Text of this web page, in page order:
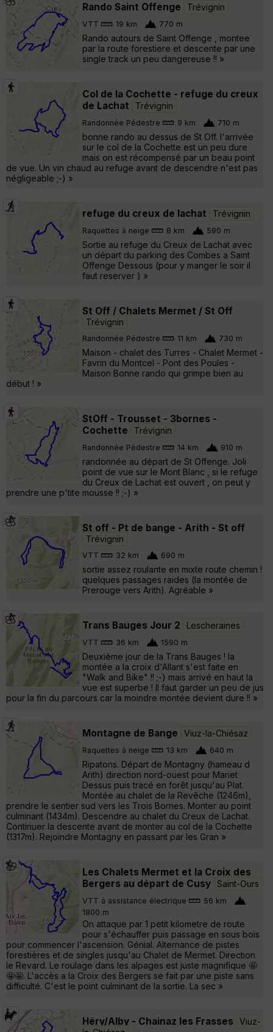
Rando Saint Offenge Trévignin
VTT 19 km 770 m
Rando autours de Saint Offenge , montee
par la route forestiere et descente par une
single track un peu dangereuse !! »
Col de la Cochette - refuge du creux
de Lachat
Trévignin
Randonnée Pédestre 9 km 710 m
bonne rando au dessus de St Off. l'arrivée
sur le col de la Cochette est un peu dure
mais on est récompensé par un beau point
de vue. Un vin chaud au refuge avant de descendre n'est pas
négligeable ;-) »
refuge du creux de lachat Trévignin
Raquettes à neige 8 km 590 m
Sortie au refuge du Creux de Lachat avec
un départ du parking des Combes a Saint
Offenge Dessous (pour y manger le soir il
faut reserver ) »
St Off / Chalets Mermet / St Off
Trévignin
Randonnée Pédestre 11 km 730 m
Maison - chalet des Turres - Chalet Mermet -
Favrin du Montcel - Pont des Poules -
Maison Bonne rando qui grimpe bien au
début ! »
StOff - Trousset - 3bornes -
Cochette
Trévignin
Randonnée Pédestre 14 km 910 m
randonnée au départ de St Offenge. Joli
point de vue sur le Mont Blanc , si le refuge
du Creux de Lachat est ouvert , on peut y
prendre une p'tite mousse !! ;-) »
St off - Pt de bange - Arith - St off
Trévignin
VTT 32 km 690 m
sortie assez roulante en mixte route chemin !
quelques passages raides (la montée de
Prerouge vers Arith). Agréable »
Trans Bauges Jour 2 Lescheraines
VTT 36 km 1590 m
Deuxième jour de la Trans Bauges ! la
montée a la croix d'Allant s'est faite en
"Walk and Bike" !! ;-) mais arrivé en haut la
vue est superbe ! Il faut garder un peu de jus
pour la fin du parcours car la moindre montée devient dure !! »
Montagne de Bange Viuz-la-Chiésaz
Raquettes à neige 13 km 640 m
Ripatons. Départ de Montagny (hameau d
Arith) direction nord-ouest pour Mariet
Dessus puis tracé en forêt jusqu'au Plat.
Montée au chalet de la Revêche (1246m),
prendre le sentier sud vers les Trois Bornes. Monter au point
culminant (1434m). Descendre au chalet du Creux de Lachat.
Continuer la descente avant de monter au col de la Cochette
(1317m). Rejoindre Montagny en passant par les Gran »
Les Chalets Mermet et la Croix des
Bergers au départ de Cusy Saint-Ours
VTT à assistance électrique
56 km
1800 m
On attaque par 1 petit kilometre de route
pour s'échauffer puis passage en sous bois
pour commencer l'ascension. Génial. Alternance de pistes
forestières et de singles jusqu'au Chalet de Mermet. Direction
le Revard. Le roulage dans les alpages est juste magnifique 🤩
🤩🤩. L'accès a la Croix des Bergers se fait par une piste sans
difficulté. C'est le point culminant de la sortie. La sec »
Héry/Alby - Chainaz les Frasses
Viuz-